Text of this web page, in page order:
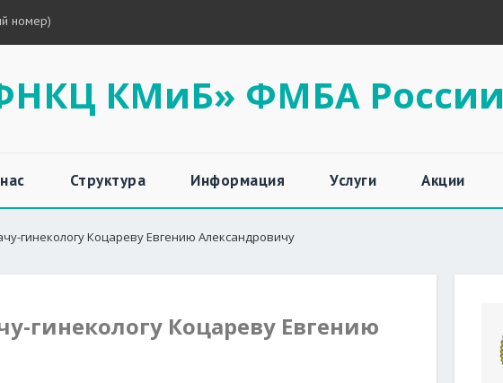
номер)
КМиБ» ФМБА России
Структура Информация Услуги Акции
гинекологу Коцареву Евгению Александровичу
гинекологу Коцареву Евгению